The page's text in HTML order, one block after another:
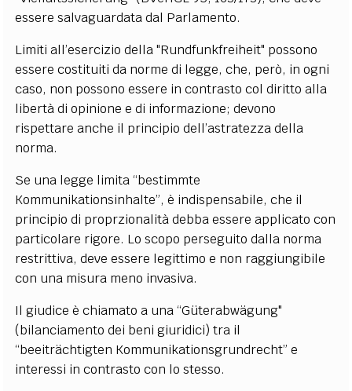
essere salvaguardata dal Parlamento.
Limiti all’esercizio della "Rundfunkfreiheit" possono
essere costituiti da norme di legge, che, però, in ogni
caso, non possono essere in contrasto col diritto alla
libertà di opinione e di informazione; devono
rispettare anche il principio dell’astratezza della
norma.
Se una legge limita “bestimmte
Kommunikationsinhalte”, è indispensabile, che il
principio di proprzionalità debba essere applicato con
particolare rigore. Lo scopo perseguito dalla norma
restrittiva, deve essere legittimo e non raggiungibile
con una misura meno invasiva.
Il giudice è chiamato a una “Güterabwägung"
(bilanciamento dei beni giuridici) tra il
“beeiträchtigten Kommunikationsgrundrecht” e
interessi in contrasto con lo stesso.